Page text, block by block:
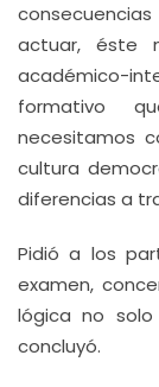
actuar, éste
académico-
formativo
necesitamos
cultura
diferencias a
Pidió a los
examen,
lógica no
concluyó.